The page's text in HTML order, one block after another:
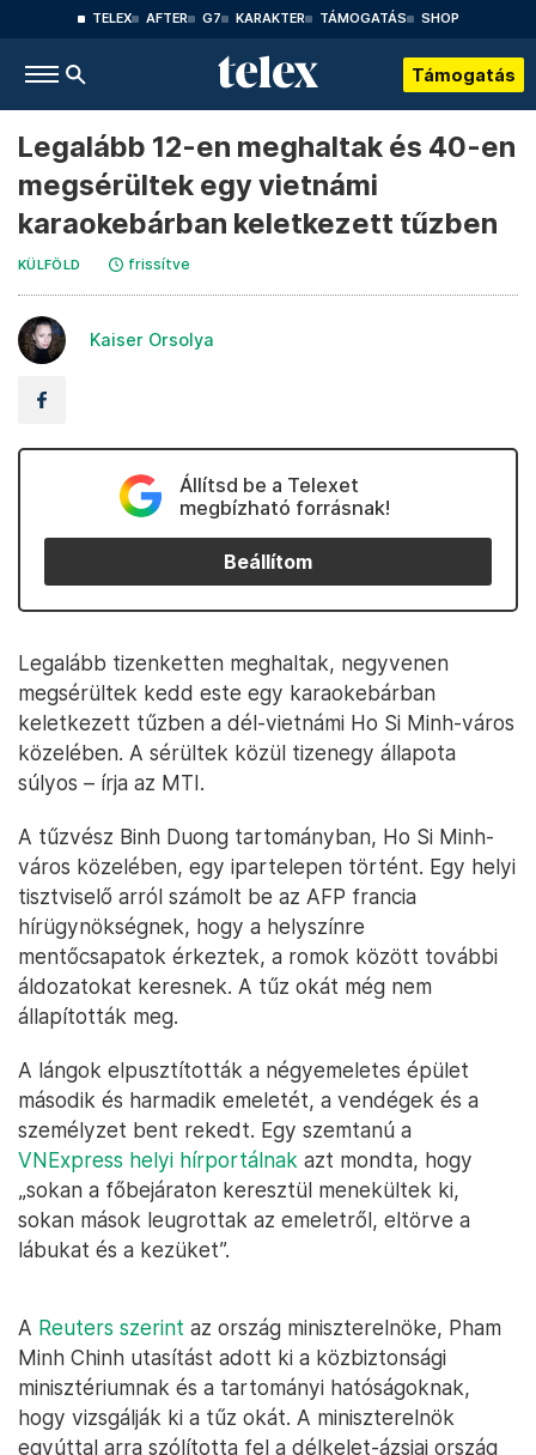
TELEX AFTER G7 KARAKTER TÁMOGATÁS SHOP
Támogatás
Legalább 12-en meghaltak és 40-en
megsérültek egy vietnámi
karaokebárban keletkezett tűzben
KÜLFÖLD frissítve
Kaiser Orsolya
Állítsd be a Telexet
megbízható forrásnak!
Beállítom
Legalább tizenketten meghaltak, negyvenen
megsérültek kedd este egy karaokebárban
keletkezett tűzben a dél-vietnámi Ho Si Minh-város
közelében. A sérültek közül tizenegy állapota
súlyos – írja az MTI.
A tűzvész Binh Duong tartományban, Ho Si Minh-
város közelében, egy ipartelepen történt. Egy helyi
tisztviselő arról számolt be az AFP francia
hírügynökségnek, hogy a helyszínre
mentőcsapatok érkeztek, a romok között további
áldozatokat keresnek. A tűz okát még nem
állapították meg.
A lángok elpusztították a négyemeletes épület
második és harmadik emeletét, a vendégek és a
személyzet bent rekedt. Egy szemtanú a
VNExpress helyi hírportálnak azt mondta, hogy
„sokan a főbejáraton keresztül menekültek ki,
sokan mások leugrottak az emeletről, eltörve a
lábukat és a kezüket”.
A Reuters szerint az ország miniszterelnöke, Pham
Minh Chinh utasítást adott ki a közbiztonsági
minisztériumnak és a tartományi hatóságoknak,
hogy vizsgálják ki a tűz okát. A miniszterelnök
egyúttal arra szólította fel a délkelet-ázsiai ország